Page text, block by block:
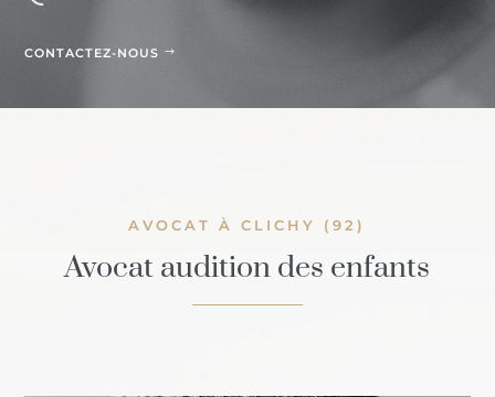
CONTACTEZ-NOUS
AVOCAT À CLICHY (92)
Avocat audition des enfants